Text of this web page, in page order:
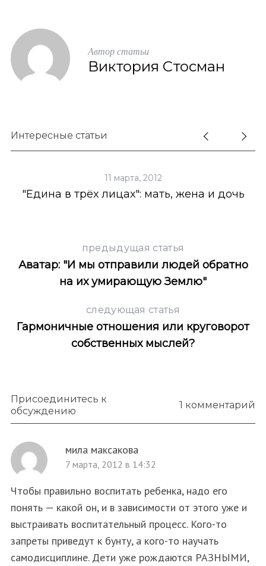
Автор статьи
Виктория Стосман
Интересные статьи
11 марта, 2012
"Едина в трёх лицах": мать, жена и дочь
предыдущая статья
Аватар: "И мы отправили людей обратно
на их умирающую Землю"
следующая статья
Гармоничные отношения или круговорот
собственных мыслей?
Присоединитесь к
обсуждению
1 комментарий
мила максакова
7 марта, 2012 в 14:32
Чтобы правильно воспитать ребенка, надо его
понять — какой он, и в зависимости от этого уже и
выстраивать воспитательный процесс. Кого-то
запреты приведут к бунту, а кого-то научать
самодисциплине. Дети уже рождаются РАЗНЫМИ,